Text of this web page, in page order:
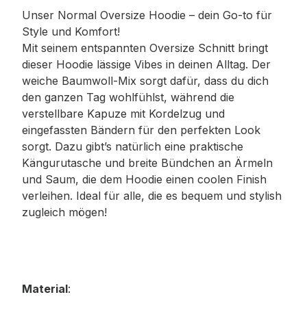
Unser Normal Oversize Hoodie – dein Go-to für
Style und Komfort!
Mit seinem entspannten Oversize Schnitt bringt
dieser Hoodie lässige Vibes in deinen Alltag. Der
weiche Baumwoll-Mix sorgt dafür, dass du dich
den ganzen Tag wohlfühlst, während die
verstellbare Kapuze mit Kordelzug und
eingefassten Bändern für den perfekten Look
sorgt. Dazu gibt’s natürlich eine praktische
Kängurutasche und breite Bündchen an Ärmeln
und Saum, die dem Hoodie einen coolen Finish
verleihen. Ideal für alle, die es bequem und stylish
zugleich mögen!
Material: